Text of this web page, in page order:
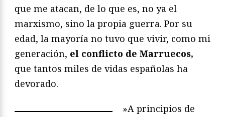
que me atacan, de lo que es, no ya el
marxismo, sino la propia guerra. Por su
edad, la mayoría no tuvo que vivir, como mi
generación, el conflicto de Marruecos,
que tantos miles de vidas españolas ha
devorado.
»A principios de